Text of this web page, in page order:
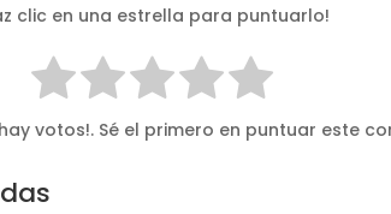
clic en una estrella para puntuarlo!
votos!. Sé el primero en puntuar este